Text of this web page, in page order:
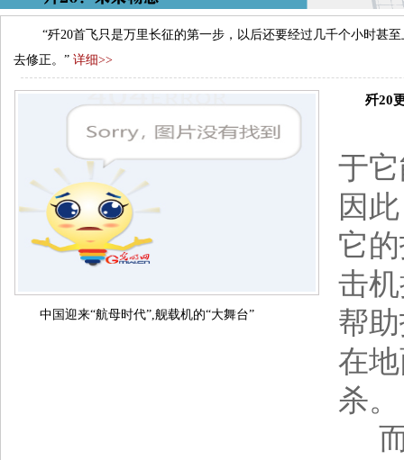
“歼20首飞只是万里长征的第一步，以后还要经过几千个小时甚
去修正。” 详细>>
中国迎来“航母时代”,舰载机的“大舞台”
歼20更
于
因
它
击
帮
在
杀。
而